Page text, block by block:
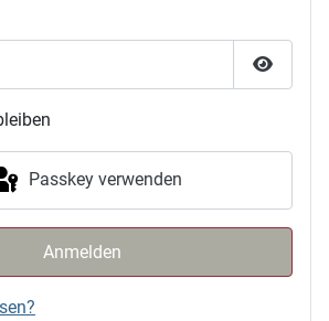
Passkey verwenden
Anmelden